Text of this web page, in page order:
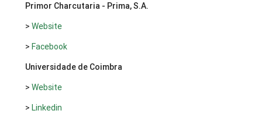
Primor Charcutaria - Prima, S.A.
>Website
> Facebook
Universidade de Coimbra
>Website
> Linkedin